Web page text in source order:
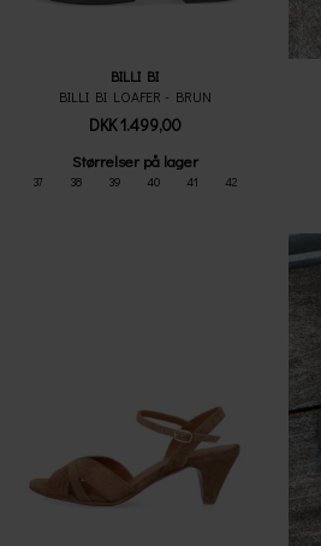
Størrelser på lager
37 38 39 40 41 42
BILLI BI
BILLI BI LOAFER - BRUN
DKK 1.499,00